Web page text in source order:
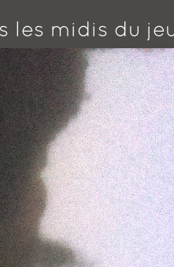
les midis du
16 €
12 €
Jour
14 €